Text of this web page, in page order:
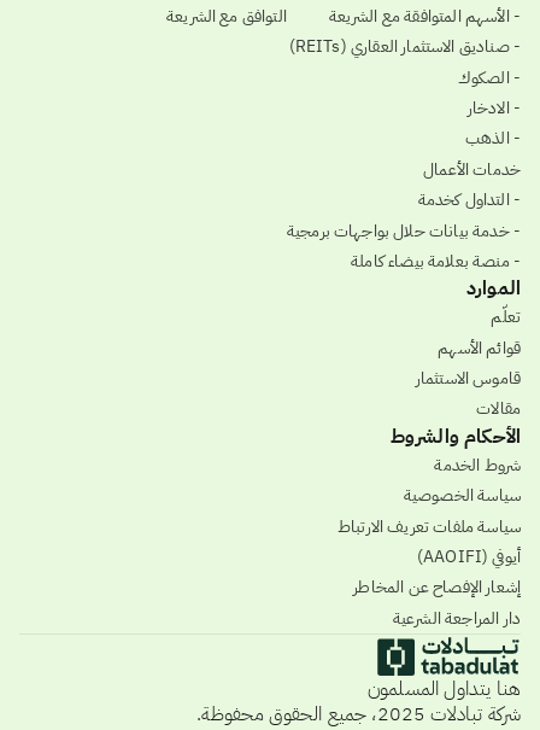
- الأسهم المتوافقة مع الشريعة
- صناديق الاستثمار العقاري (REITs)
- الصكوك
- الادخار
- الذهب
خدمات الأعمال
- التداول كخدمة
- خدمة بيانات حلال بواجهات برمجية
- منصة بعلامة بيضاء كاملة
التوافق مع الشريعة
الموارد
تعلّم
قوائم الأسهم
قاموس الاستثمار
مقالات
الأحكام والشروط
شروط الخدمة
سياسة الخصوصية
سياسة ملفات تعريف الارتباط
أيوفي (AAOIFI)
إشعار الإفصاح عن المخاطر
دار المراجعة الشرعية
هنا يتداول المسلمون
شركة تبادلات 2025، جميع الحقوق محفوظة.